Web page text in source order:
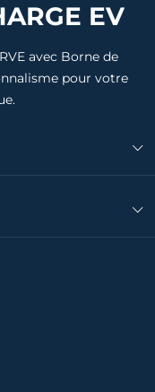
EV
avec Borne de
pour votre
Bassins